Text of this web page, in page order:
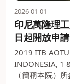
2026-01-01
印尼萬隆理
日起開放申請
2019 ITB
INDONESIA, 1
（簡稱本院）